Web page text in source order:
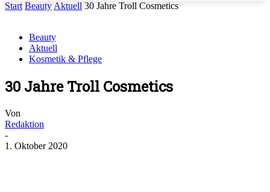
Start Beauty Aktuell 30 Jahre Troll Cosmetics
Beauty
Aktuell
Kosmetik & Pflege
30 Jahre Troll Cosmetics
Von
Redaktion
-
1. Oktober 2020